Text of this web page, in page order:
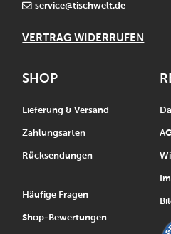
service@tischwelt.de
VERTRAG WIDERRUFEN
SHOP
Lieferung & Versand
Zahlungsarten
Rücksendungen
Häufige Fragen
Shop-Bewertungen